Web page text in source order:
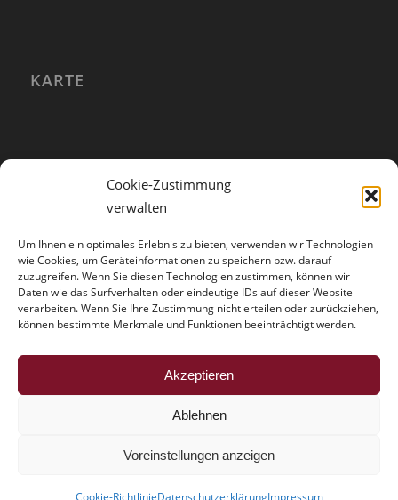
Cookie-Zustimmung
verwalten
Um Ihnen ein optimales Erlebnis zu bieten, verwenden wir Technologien
wie Cookies, um Geräteinformationen zu speichern bzw. darauf
zuzugreifen. Wenn Sie diesen Technologien zustimmen, können wir
Daten wie das Surfverhalten oder eindeutige IDs auf dieser Website
verarbeiten. Wenn Sie Ihre Zustimmung nicht erteilen oder zurückziehen,
können bestimmte Merkmale und Funktionen beeinträchtigt werden.
Akzeptieren
Ablehnen
Voreinstellungen anzeigen
Cookie-RichtlinieDatenschutzerklärungImpressum
KARTE
Der Trouble mit der Vollmacht
Dr. Schmitz & Partner - RechtsanwälteImpressum-Datenschutzerklärung